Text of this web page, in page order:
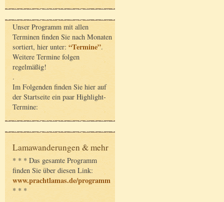
Unser Programm mit allen
Terminen finden Sie nach Monaten
sortiert, hier unter: “Termine”.
Weitere Termine folgen
regelmäßig!
.
Im Folgenden finden Sie hier auf
der Startseite ein paar Highlight-
Termine:
Lamawanderungen & mehr
* * * Das gesamte Programm
finden Sie über diesen Link:
www.prachtlamas.de/programm
* * *